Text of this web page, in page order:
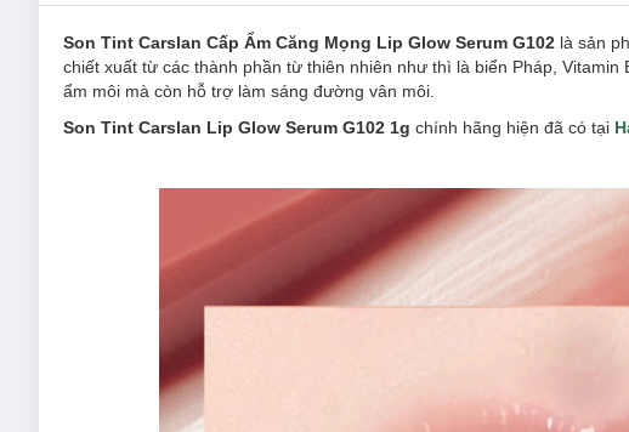
Son Tint Carslan Cấp Ẩm Căng Mọng Lip Glow Serum G102 là sản
chiết xuất từ các thành phần từ thiên nhiên như thì là biển Pháp,
ẩm môi mà còn hỗ trợ làm sáng đường vân môi.
Son Tint Carslan Lip Glow Serum G102 1g chính hãng hiện đã có tại